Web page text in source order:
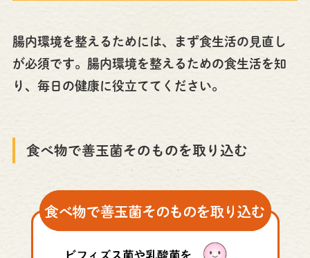
腸内環境を整えるためには、まず食生活の見直し
が必須です。腸内環境を整えるための食生活を知
り、毎日の健康に役立ててください。
食べ物で善玉菌そのものを取り込む